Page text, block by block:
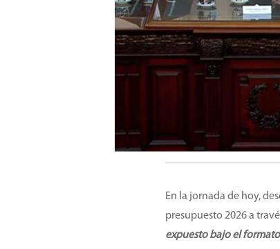
En la jornada de hoy,
presupuesto 2026 a
expuesto bajo el formato